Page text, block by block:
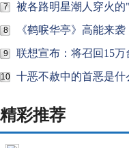
7 被各路明星潮人穿火
8 《鹤唳华亭》高能来
9 联想宣布：将召回15
10 十恶不赦中的首恶是
精彩推荐